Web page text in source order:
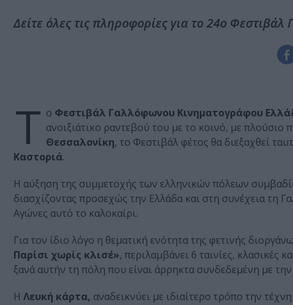
Δείτε όλες τις πληροφορίες για το 24ο
Τ ο Φεστιβάλ Γαλλόφωνου Κινηματογράφου
ανοιξιάτικο ραντεβού του με το κοινό, με πλούσιο
Θεσσαλονίκη, το Φεστιβάλ φέτος θα διεξαχθεί
Καστοριά.
Η αύξηση της συμμετοχής των ελληνικών πόλεων
διασχίζοντας προσεχώς την Ελλάδα και στη συνέχεια τη
Αγώνες αυτό το καλοκαίρι.
Για τον ίδιο λόγο η θεματική ενότητα της φετινής
Παρίσι χωρίς κλισέ», περιλαμβάνει 6 ταινίες, κλασικές
ξανά αυτήν τη πόλη που είναι άρρηκτα συνδεδεμένη με
Η Λευκή κάρτα, αναδεικνύει με ιδιαίτερο τρόπο την